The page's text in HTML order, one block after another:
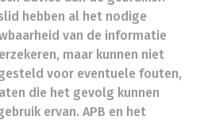
hebben al het nodige
van de informatie
maar kunnen niet
voor eventuele fouten,
die het gevolg kunnen
ervan. APB en het